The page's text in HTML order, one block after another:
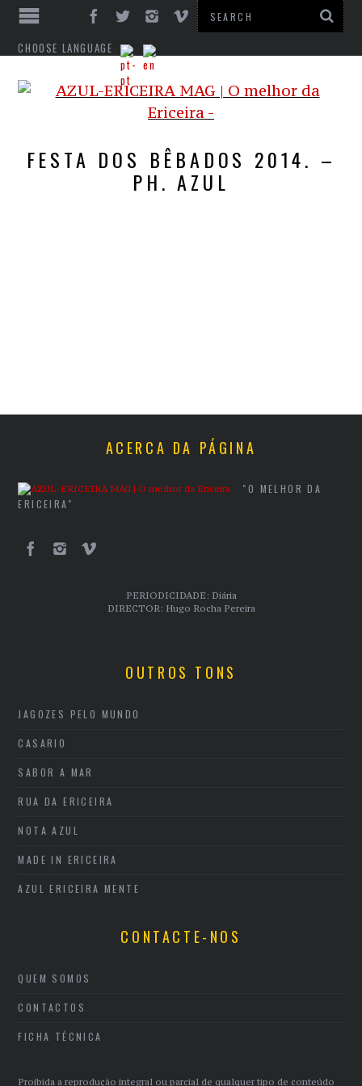
CHOOSE LANGUAGE
FESTA DOS BÊBADOS 2014. –
PH. AZUL
ACERCA DA PÁGINA
"O MELHOR DA
ERICEIRA"
PERIODICIDADE: Diária
DIRECTOR: Hugo Rocha Pereira
OUTROS TONS
JAGOZES PELO MUNDO
CASARIO
SABOR A MAR
RUA DA ERICEIRA
NOTA AZUL
MADE IN ERICEIRA
AZUL ERICEIRA MENTE
CONTACTE-NOS
QUEM SOMOS
CONTACTOS
FICHA TÉCNICA
Proibida a reprodução integral ou parcial de qualquer tipo de conteúdo